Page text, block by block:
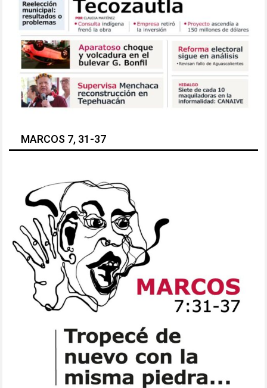
MARCOS 7, 31-37